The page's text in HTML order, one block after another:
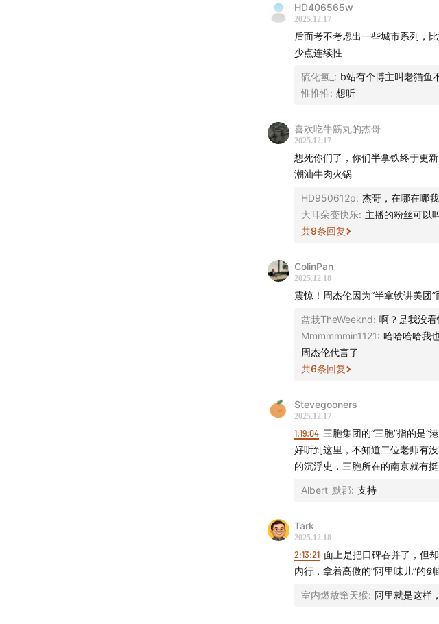
📖 半拿铁全新周边：《人工智能
猫店铺目前为 5 折
04:17 第一回：千团大战|
美团网诞生与团购模式的战略
千团大战中的激烈挖角与市
01:22:35 第二回：移动淘金
01:24:18美团移动化转型与本地生
01:40:07 第三回：外卖狂飙
01:45:43饿了么的早期发展与外卖
01:54:13外卖大战：美团与饿了么的
02:28:01第四回：无限游戏
02:33:02美团多元化布局与战略调
03:02:43读评论彩蛋环节
HD406565w
2025.12.17
后面考不考虑出一些城市系列，
少点连续性
硫化氢_ : b站有个博主叫老猫鱼
惟惟惟: 想听
喜欢吃牛筋丸的杰哥
2025.12.17
想死你们了，你们半拿铁终于更
潮汕牛肉火锅
HD950612p: 杰哥，在哪在哪
大耳朵变快乐: 主播的粉丝可以
共9条回复
ColinPan
2025.12.18
震惊！周杰伦因为“半拿铁讲美团
盆栽TheWeeknd: 啊？是我没
Mmmmmmin1121: 哈哈哈哈我
周杰伦代言了
共6条回复
Stevegooners
2025.12.17
1:19:04 三胞集团的“三胞”指的是“
好听到这里，不知道二位老师有
的沉浮史，三胞所在的南京就有挺
Albert_默郡: 支持
Tark
2025.12.18
2:13:21 面上是把口碑吞并了，但
内行，拿着高傲的“阿里味儿”的
室内燃放窜天猴: 阿里就是这样